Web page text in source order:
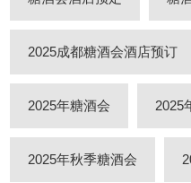
2025成都糖酒会酒店预订
2025年糖酒会 2025
2025年秋季糖酒会